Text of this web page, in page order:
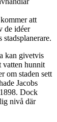
att
de idéer
stadsplanerare.
kan givetvis
vatten hunnit
om staden sett
Jacobs
Dock
nivå där